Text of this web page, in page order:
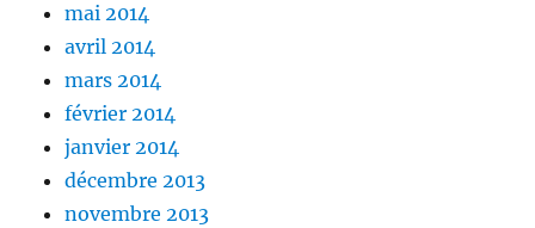
mai 2014
avril 2014
mars 2014
février 2014
janvier 2014
décembre 2013
novembre 2013